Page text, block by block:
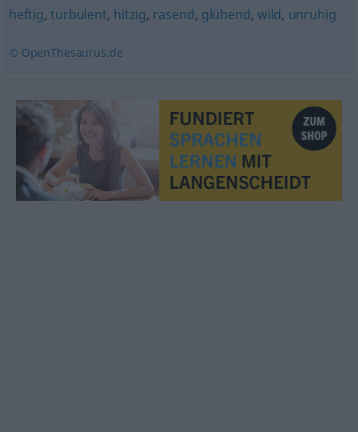
heftig,turbulent, hitzig, rasend, glühend, wild, unruhig
© OpenThesaurus.de